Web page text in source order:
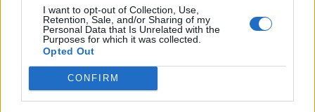
I want to opt-out of Collection, Use,
Retention, Sale, and/or Sharing of my
Personal Data that Is Unrelated with the
Purposes for which it was collected.
Opted Out
CONFIRM
presenza di risorse di supporto e la
prevedibilità del rischio.
Spetta alla magistratura accertare se, nel
caso specifico, la scuola e i docenti